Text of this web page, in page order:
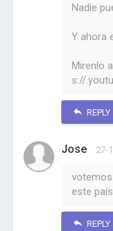
Nadie
Y ahora
Mirenlo
s://
REPLY
Jose 27-
este
REPLY